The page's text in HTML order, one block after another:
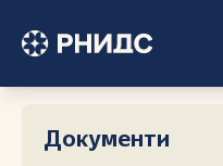
Документи